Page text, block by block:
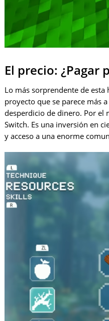
El precio: ¿Pagar
Lo más sorprendente de
proyecto que se parece más
desperdicio de dinero. Por el
Switch. Es una inversión en
y acceso a una enorme